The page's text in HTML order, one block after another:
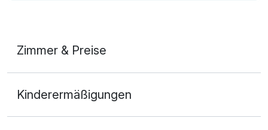
Zimmer & Preise
2 Erwachsene und 1 Kind
Kinderermäßigungen